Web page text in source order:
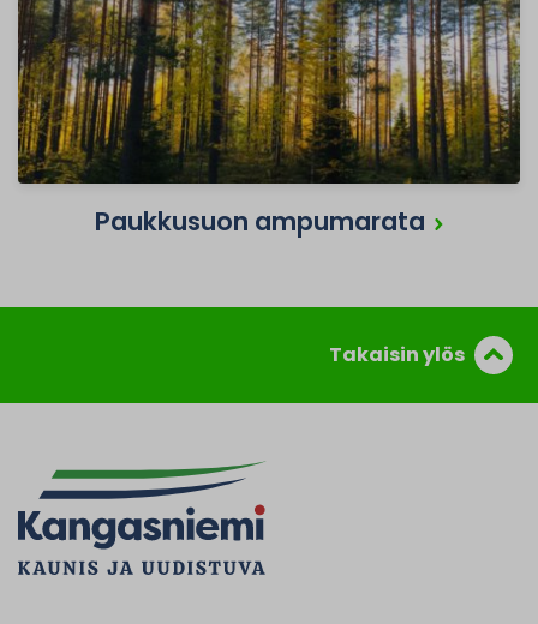
Paukkusuon ampumarata
Takaisin ylös